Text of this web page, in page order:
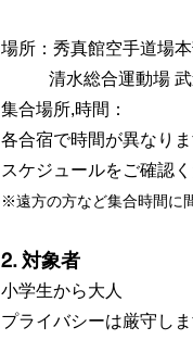
場所：秀真館空手道場
清水総合運動場 武
集合場所,時間：
各合宿で時間が異なりま
スケジュールをご確認く
※遠方の方など集合時間に
2. 対象者
小学生から大人
プライバシーは厳守しま